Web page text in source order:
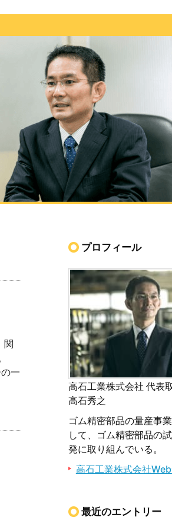
関
。
一
プロフィール
高石工業株式会社 代表
高石秀之
ゴム精密部品の量産事
して、ゴム精密部品の
発に取り組んでいる。
高石工業株式会社
最近のエントリー